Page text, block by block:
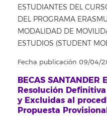
ESTUDIANTES DEL
DEL PROGRAMA
MODALIDAD DE
ESTUDIOS (STUDENT
Fecha publicación 09/04/
BECAS
Resolución
y Excluidas al
Propuesta